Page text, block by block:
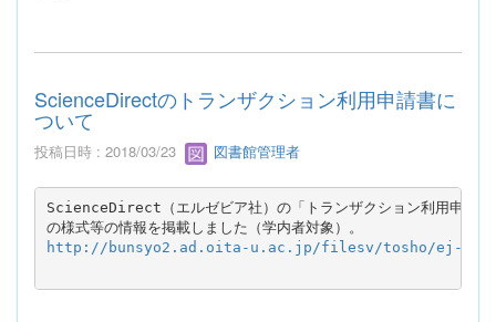
ScienceDirectのトランザクション利用申請書に
ついて
投稿日時 : 2018/03/23 図書館管理者
ScienceDirect（エルゼビア社）の「トランザクション利用申請書
http://bunsyo2.ad.oita-u.ac.jp/filesv/tosho/ej-